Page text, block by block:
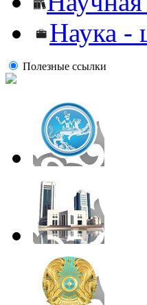
Наука -
Полезные ссылки